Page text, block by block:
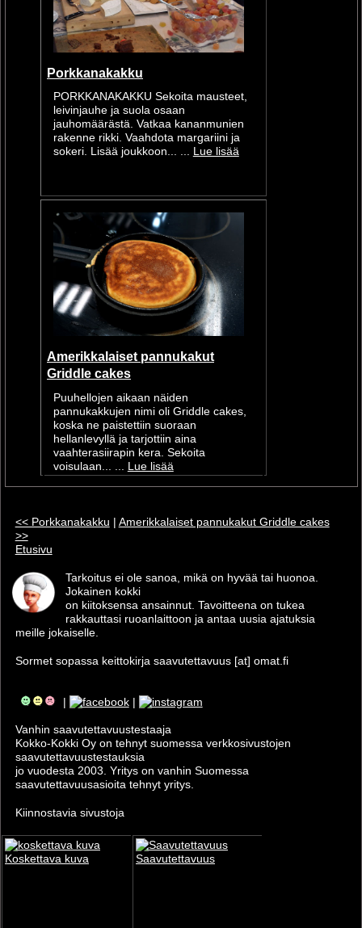
Porkkanakakku
PORKKANAKAKKU Sekoita mausteet,
leivinjauhe ja suola osaan
jauhomäärästä. Vatkaa kananmunien
rakenne rikki. Vaahdota margariini ja
sokeri. Lisää joukkoon... ... Lue lisää
Amerikkalaiset pannukakut
Griddle cakes
Puuhellojen aikaan näiden
pannukakkujen nimi oli Griddle cakes,
koska ne paistettiin suoraan
hellanlevyllä ja tarjottiin aina
vaahterasiirapin kera. Sekoita
voisulaan... ... Lue lisää
<< Porkkanakakku
Amerikkalaiset pannukakut Griddle cakes
>>
Etusivu
Tarkoitus ei ole sanoa, mikä on hyvää tai huonoa.
Jokainen kokki
on kiitoksensa ansainnut. Tavoitteena on tukea
rakkauttasi ruoanlaittoon ja antaa uusia ajatuksia
meille jokaiselle.
Sormet sopassa keittokirja saavutettavuus [at] omat.fi
|
Vanhin saavutettavuus­testaaja
Kokko-Kokki Oy on tehnyt suomessa verkkosivustojen
saavutettavuus­testauksia
jo vuodesta 2003. Yritys on vanhin Suomessa
saavutettavuusasioita tehnyt yritys.
Kiinnostavia sivustoja
Koskettava kuva Saavutettavuus